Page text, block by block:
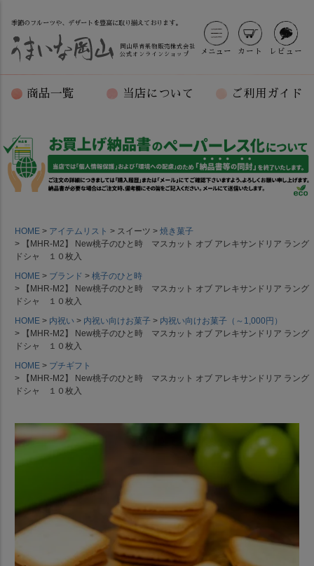
季節のフルーツや、デザートを豊富に取り揃えております。
岡山県青果物販売株式会社
公式オンラインショップ
メニュー カート レビュー
商品一覧 当店について ご利用ガイド
HOME アイテムリスト スイーツ
焼き菓子
【MHR-M2】 New桃子のひと時 マスカット オブ アレキサンドリア ラング
ドシャ １０枚入
HOME
ブランド
桃子のひと時
【MHR-M2】 New桃子のひと時 マスカット オブ アレキサンドリア ラング
ドシャ １０枚入
HOME
内祝い 内祝い向けお菓子
内祝い向けお菓子（～1,000円）
【MHR-M2】 New桃子のひと時 マスカット オブ アレキサンドリア ラング
ドシャ １０枚入
HOME
プチギフト
【MHR-M2】 New桃子のひと時 マスカット オブ アレキサンドリア ラング
ドシャ １０枚入